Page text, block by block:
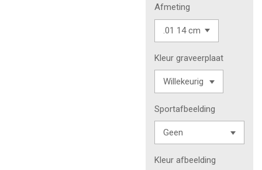
Afmeting
Kleur graveerplaat
Sportafbeelding
Kleur afbeelding